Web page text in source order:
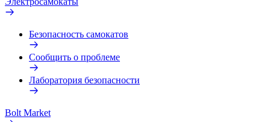
Безопасность самокатов
Сообщить о проблеме
Лаборатория безопасности
Bolt Market